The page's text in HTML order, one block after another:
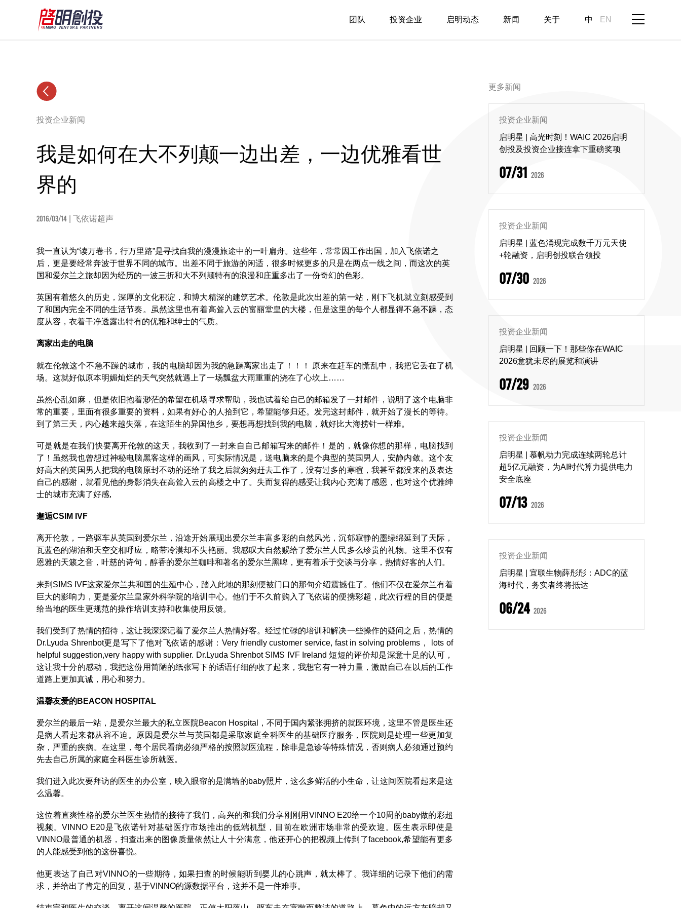
中 EN
团队 投资企业 启明动态 新闻 关于
投资企业新闻
我是如何在大不列颠一边出差，一边优雅看世
界的
2016/03/14 | 飞依诺超声
我一直认为“读万卷书，行万里路”是寻找自我的漫漫旅途中的一叶扁舟。这些年，常常因工作出国，加入飞依诺之
后，更是要经常奔波于世界不同的城市。出差不同于旅游的闲适，很多时候更多的只是在两点一线之间，而这次的英
国和爱尔兰之旅却因为经历的一波三折和大不列颠特有的浪漫和庄重多出了一份奇幻的色彩。
英国有着悠久的历史，深厚的文化积淀，和博大精深的建筑艺术。伦敦是此次出差的第一站，刚下飞机就立刻感受到
了和国内完全不同的生活节奏。虽然这里也有着高耸入云的富丽堂皇的大楼，但是这里的每个人都显得不急不躁，态
度从容，衣着干净透露出特有的优雅和绅士的气质。
离家出走的电脑
就在伦敦这个不急不躁的城市，我的电脑却因为我的急躁离家出走了！！！ 原来在赶车的慌乱中，我把它丢在了机
场。这就好似原本明媚灿烂的天气突然就遇上了一场瓢盆大雨重重的浇在了心坎上……
虽然心乱如麻，但是依旧抱着渺茫的希望在机场寻求帮助，我也试着给自己的邮箱发了一封邮件，说明了这个电脑非
常的重要，里面有很多重要的资料，如果有好心的人拾到它，希望能够归还。发完这封邮件，就开始了漫长的等待。
到了第三天，内心越来越失落，在这陌生的异国他乡，要想再想找到我的电脑，就好比大海捞针一样难。
可是就是在我们快要离开伦敦的这天，我收到了一封来自自己邮箱写来的邮件！是的，就像你想的那样，电脑找到
了！虽然我也曾想过神秘电脑黑客这样的画风，可实际情况是，送电脑来的是个典型的英国男人，安静内敛。这个友
好高大的英国男人把我的电脑原封不动的还给了我之后就匆匆赶去工作了，没有过多的寒暄，我甚至都没来的及表达
自己的感谢，就看见他的身影消失在高耸入云的高楼之中了。失而复得的感受让我内心充满了感恩，也对这个优雅绅
士的城市充满了好感,
邂逅CSIM IVF
离开伦敦，一路驱车从英国到爱尔兰，沿途开始展现出爱尔兰丰富多彩的自然风光，沉郁寂静的墨绿绵延到了天际，
瓦蓝色的湖泊和天空交相呼应，略带冷漠却不失艳丽。我感叹大自然赐给了爱尔兰人民多么珍贵的礼物。这里不仅有
恩雅的天籁之音，叶慈的诗句，醇香的爱尔兰咖啡和著名的爱尔兰黑啤，更有着乐于交谈与分享，热情好客的人们。
来到SIMS IVF这家爱尔兰共和国的生殖中心，踏入此地的那刻便被门口的那句介绍震撼住了。他们不仅在爱尔兰有着
巨大的影响力，更是爱尔兰皇家外科学院的培训中心。他们于不久前购入了飞依诺的便携彩超，此次行程的目的便是
给当地的医生更规范的操作培训支持和收集使用反馈。
我们受到了热情的招待，这让我深深记着了爱尔兰人热情好客。经过忙碌的培训和解决一些操作的疑问之后，热情的
Dr.Lyuda Shrenbot更是写下了他对飞依诺的感谢：Very friendly customer service, fast in solving problems， lots of
helpful suggestion,very happy with supplier. Dr.Lyuda Shrenbot SIMS IVF Ireland 短短的评价却是深意十足的认可，
这让我十分的感动，我把这份用简陋的纸张写下的话语仔细的收了起来，我想它有一种力量，激励自己在以后的工作
道路上更加真诚，用心和努力。
温馨友爱的BEACON HOSPITAL
爱尔兰的最后一站，是爱尔兰最大的私立医院Beacon Hospital，不同于国内紧张拥挤的就医环境，这里不管是医生还
是病人看起来都从容不迫。原因是爱尔兰与英国都是采取家庭全科医生的基础医疗服务，医院则是处理一些更加复
杂，严重的疾病。在这里，每个居民看病必须严格的按照就医流程，除非是急诊等特殊情况，否则病人必须通过预约
先去自己所属的家庭全科医生诊所就医。
我们进入此次要拜访的医生的办公室，映入眼帘的是满墙的baby照片，这么多鲜活的小生命，让这间医院看起来是这
么温馨。
这位着直爽性格的爱尔兰医生热情的接待了我们，高兴的和我们分享刚刚用VINNO E20给一个10周的baby做的彩超
视频。VINNO E20是飞依诺针对基础医疗市场推出的低端机型，目前在欧洲市场非常的受欢迎。医生表示即使是
VINNO最普通的机器，扫查出来的图像质量依然让人十分满意，他还开心的把视频上传到了facebook,希望能有更多
的人能感受到他的这份喜悦。
他更表达了自己对VINNO的一些期待，如果扫查的时候能听到婴儿的心跳声，就太棒了。我详细的记录下他们的需
求，并给出了肯定的回复，基于VINNO的源数据平台，这并不是一件难事。
更多新闻
投资企业新闻
启明星 | 高光时刻！WAIC 2026启明
创投及投资企业接连拿下重磅奖项
07/31 2026
投资企业新闻
启明星 | 蓝色涌现完成数千万元天使
+轮融资，启明创投联合领投
07/30 2026
投资企业新闻
启明星 | 回顾一下！那些你在WAIC
2026意犹未尽的展览和演讲
07/29 2026
投资企业新闻
启明星 | 慕帆动力完成连续两轮总计
超5亿元融资，为AI时代算力提供电力
安全底座
07/13 2026
投资企业新闻
启明星 | 宜联生物薛彤彤：ADC的蓝
海时代，务实者终将抵达
06/24 2026